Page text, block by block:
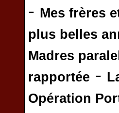
- Mes frères
plus belles
Madres
rapportée -
Opération